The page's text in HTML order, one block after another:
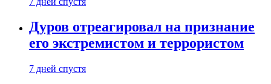
Дуров отреагировал на признание
его экстремистом и террористом
7 дней спустя